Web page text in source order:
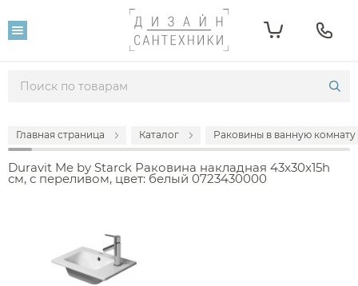
Главная страница Каталог Раковины в ванную комнату
Duravit Me by Starck Раковина накладная 43x30x15h
см, с переливом, цвет: белый 0723430000